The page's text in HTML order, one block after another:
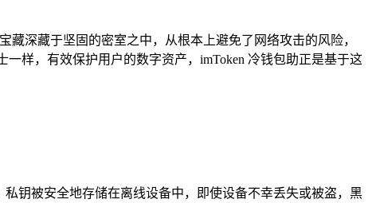
深藏于坚固的密室之中，从根本上避免了网络攻击的风险，
样，有效保护用户的数字资产，imToken 冷钱包助正是基于这
钥被安全地存储在离线设备中，即使设备不幸丢失或被盗，黑